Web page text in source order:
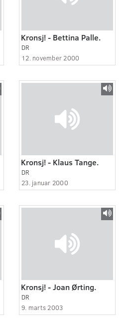
Kronsj! - Bettina Palle.
DR
12. november 2000
Kronsj! - Klaus Tange.
DR
23. januar 2000
Kronsj! - Joan Ørting.
DR
9. marts 2003